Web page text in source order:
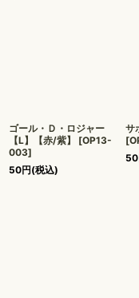
ゴール・Ｄ・ロジャー
【L】【赤/紫】
[OP13-
003]
50円(税込)
サ
[
50